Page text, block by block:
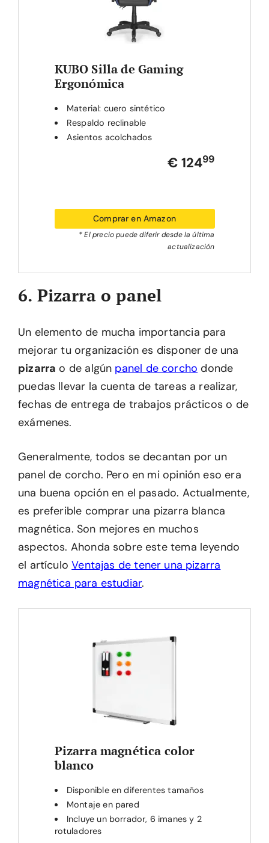
KUBO Silla de Gaming
Ergonómica
Material: cuero sintético
Respaldo reclinable
Asientos acolchados
€ 12499
Comprar en Amazon
* El precio puede diferir desde la última
actualización
6. Pizarra o panel
Un elemento de mucha importancia para
mejorar tu organización es disponer de una
pizarra o de algún panel de corcho donde
puedas llevar la cuenta de tareas a realizar,
fechas de entrega de trabajos prácticos o de
exámenes.
Generalmente, todos se decantan por un
panel de corcho. Pero en mi opinión eso era
una buena opción en el pasado. Actualmente,
es preferible comprar una pizarra blanca
magnética. Son mejores en muchos
aspectos. Ahonda sobre este tema leyendo
el artículoVentajas de tener una pizarra
magnética para estudiar.
Pizarra magnética color
blanco
Disponible en diferentes tamaños
Montaje en pared
Incluye un borrador, 6 imanes y 2
rotuladores